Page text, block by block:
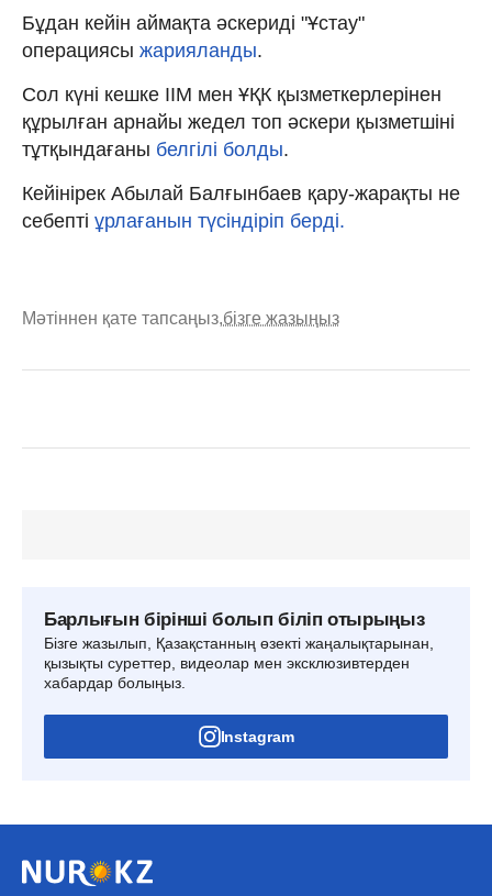
Бұдан кейін аймақта әскериді "Ұстау"
операциясы жарияланды.
Сол күні кешке ІІМ мен ҰҚК қызметкерлерінен
құрылған арнайы жедел топ әскери қызметшіні
тұтқындағаны белгілі болды.
Кейінірек Абылай Балғынбаев қару-жарақты не
себепті ұрлағанын түсіндіріп берді.
Мәтіннен қате тапсаңыз,бізге жазыңыз
Барлығын бірінші болып біліп отырыңыз
Бізге жазылып, Қазақстанның өзекті жаңалықтарынан,
қызықты суреттер, видеолар мен эксклюзивтерден
хабардар болыңыз.
Instagram